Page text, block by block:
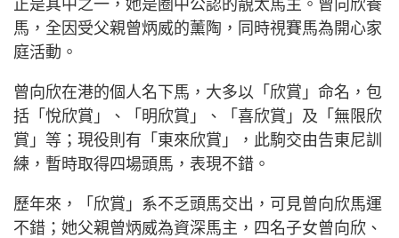
正是其中之一，她是圈中公認的靚太馬主。曾向欣養
馬，全因受父親曾炳威的薰陶，同時視賽馬為開心家
庭活動。
曾向欣在港的個人名下馬，大多以「欣賞」命名，包
括「悅欣賞」、「明欣賞」、「喜欣賞」及「無限欣
賞」等；現役則有「東來欣賞」，此駒交由告東尼訓
練，暫時取得四場頭馬，表現不錯。
歷年來，「欣賞」系不乏頭馬交出，可見曾向欣馬運
不錯；她父親曾炳威為資深馬主，四名子女曾向欣、